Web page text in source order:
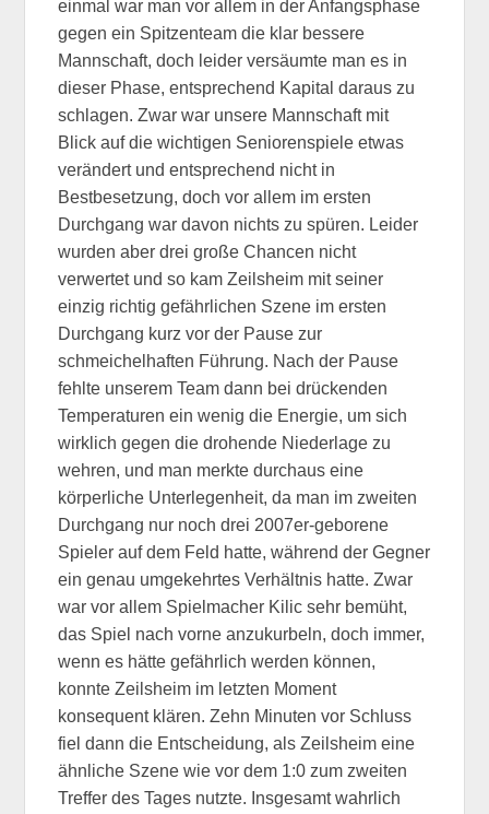
einmal war man vor allem in der Anfangsphase
gegen ein Spitzenteam die klar bessere
Mannschaft, doch leider versäumte man es in
dieser Phase, entsprechend Kapital daraus zu
schlagen. Zwar war unsere Mannschaft mit
Blick auf die wichtigen Seniorenspiele etwas
verändert und entsprechend nicht in
Bestbesetzung, doch vor allem im ersten
Durchgang war davon nichts zu spüren. Leider
wurden aber drei große Chancen nicht
verwertet und so kam Zeilsheim mit seiner
einzig richtig gefährlichen Szene im ersten
Durchgang kurz vor der Pause zur
schmeichelhaften Führung. Nach der Pause
fehlte unserem Team dann bei drückenden
Temperaturen ein wenig die Energie, um sich
wirklich gegen die drohende Niederlage zu
wehren, und man merkte durchaus eine
körperliche Unterlegenheit, da man im zweiten
Durchgang nur noch drei 2007er-geborene
Spieler auf dem Feld hatte, während der Gegner
ein genau umgekehrtes Verhältnis hatte. Zwar
war vor allem Spielmacher Kilic sehr bemüht,
das Spiel nach vorne anzukurbeln, doch immer,
wenn es hätte gefährlich werden können,
konnte Zeilsheim im letzten Moment
konsequent klären. Zehn Minuten vor Schluss
fiel dann die Entscheidung, als Zeilsheim eine
ähnliche Szene wie vor dem 1:0 zum zweiten
Treffer des Tages nutzte. Insgesamt wahrlich